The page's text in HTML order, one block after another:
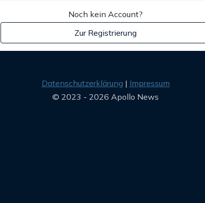
Noch kein Account?
Zur Registrierung
Datenschutzerklärung
Impressum
© 2023 - 2026 Apollo News